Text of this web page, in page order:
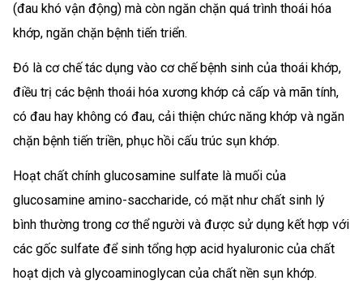
(đau khó vận động) mà còn ngăn chặn quá trình thoái hóa
khớp, ngăn chặn bệnh tiến triển.
Đó là cơ chế tác dụng vào cơ chế bệnh sinh của thoái khớp,
điều trị các bệnh thoái hóa xương khớp cả cấp và mãn tính,
có đau hay không có đau, cải thiện chức năng khớp và ngăn
chặn bệnh tiến triền, phục hồi cấu trúc sụn khớp.
Hoạt chất chính glucosamine sulfate là muối của
glucosamine amino-saccharide, có mặt như chất sinh lý
bình thường trong cơ thể người và được sử dụng kết hợp với
các gốc sulfate để sinh tổng hợp acid hyaluronic của chất
hoạt dịch và glycoaminoglycan của chất nền sụn khớp.